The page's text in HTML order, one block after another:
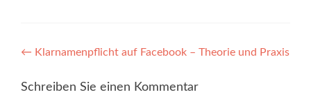
Post
navigation
← Klarnamenpflicht auf Facebook – Theorie und Praxis
Schreiben Sie einen Kommentar